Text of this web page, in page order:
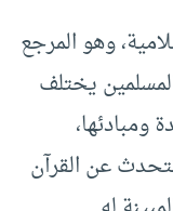
وهو المرجع
يختلف
عن القرآن